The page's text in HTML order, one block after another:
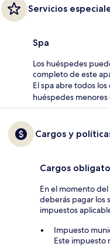
Servicios
Spa
Los huéspedes
completo de este
El spa abre todos
huéspedes menores
Cargos y
Cargos
En el momento
deberás pagar los
impuestos
Impuesto
Este impuesto